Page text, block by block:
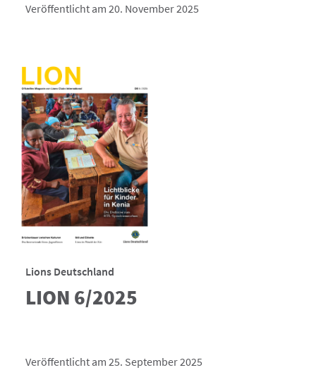
Veröffentlicht am 20. November 2025
Lions Deutschland
LION 6/2025
Veröffentlicht am 25. September 2025